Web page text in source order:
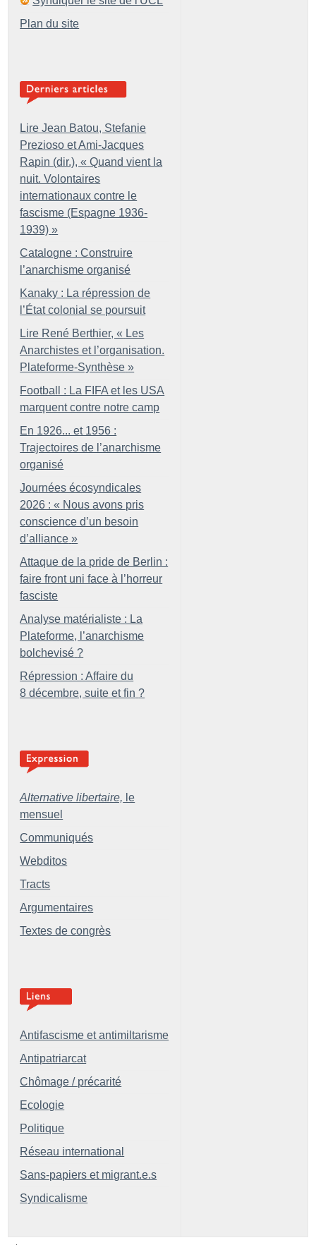
Plan du site
Lire Jean Batou, Stefanie
Prezioso et Ami-Jacques
Rapin (dir.), « Quand vient la
nuit. Volontaires
internationaux contre le
fascisme (Espagne 1936-
1939) »
Catalogne : Construire
l’anarchisme organisé
Kanaky : La répression de
l’État colonial se poursuit
Lire René Berthier, « Les
Anarchistes et l’organisation.
Plateforme-Synthèse »
Football : La FIFA et les USA
marquent contre notre camp
En 1926... et 1956 :
Trajectoires de l’anarchisme
organisé
Journées écosyndicales
2026 : « Nous avons pris
conscience d’un besoin
d’alliance »
Attaque de la pride de Berlin :
faire front uni face à l’horreur
fasciste
Analyse matérialiste : La
Plateforme, l’anarchisme
bolchevisé ?
Répression : Affaire du
8 décembre, suite et fin ?
Alternative libertaire, le
mensuel
Communiqués
Webditos
Tracts
Argumentaires
Textes de congrès
Antifascisme et antimiltarisme
Antipatriarcat
Chômage / précarité
Ecologie
Politique
Réseau international
Sans-papiers et migrant.e.s
Syndicalisme